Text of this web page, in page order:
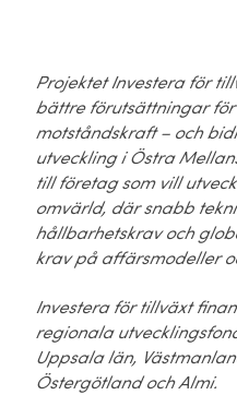
Projektet Investera för
bättre förutsättningar
motståndskraft – och
utveckling i Östra
till företag som vill
omvärld, där snabb
hållbarhetskrav och
krav på affärsmodeller
Investera för tillväxt
regionala
Uppsala län,
Östergötland och Almi.